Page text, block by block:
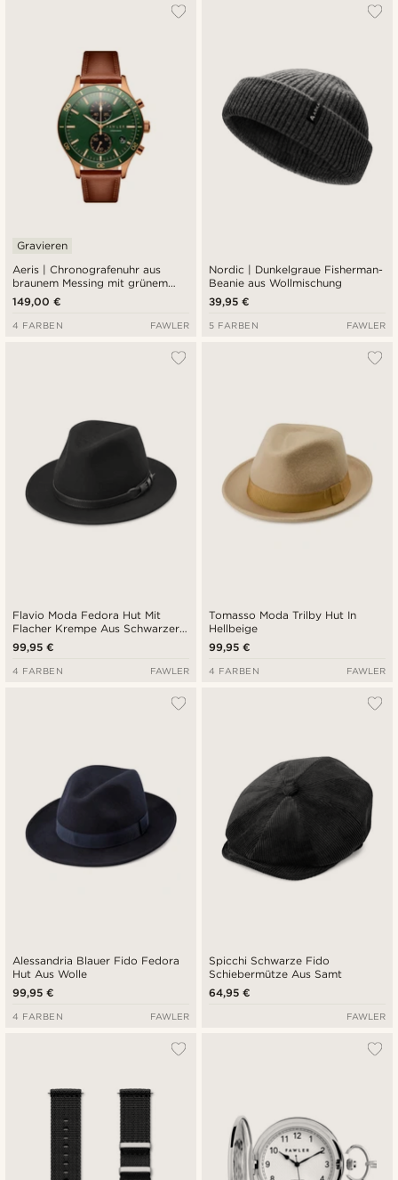
Aeris | Chronografenuhr aus
braunem Messing mit grünem
Zifferblatt
Gravieren
149,00 €
4 FARBEN FAWLER
Nordic | Dunkelgraue Fisherman-
Beanie aus Wollmischung
39,95 €
5 FARBEN FAWLER
Flavio Moda Fedora Hut Mit
Flacher Krempe Aus Schwarzer
Wolle
99,95 €
4 FARBEN FAWLER
Tomasso Moda Trilby Hut In
Hellbeige
99,95 €
4 FARBEN FAWLER
Alessandria Blauer Fido Fedora
Hut Aus Wolle
99,95 €
4 FARBEN FAWLER
Spicchi Schwarze Fido
Schiebermütze Aus Samt
64,95 €
FAWLER